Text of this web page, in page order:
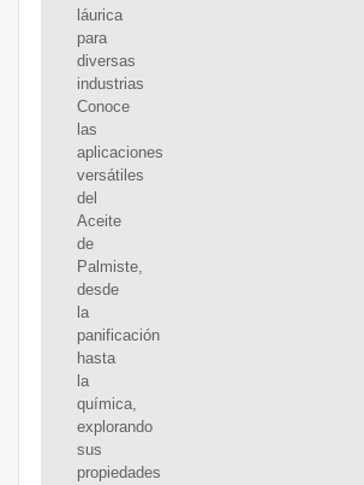
láurica
para
diversas
industrias
Conoce
las
aplicaciones
versátiles
del
Aceite
de
Palmiste,
desde
la
panificación
hasta
la
química,
explorando
sus
propiedades